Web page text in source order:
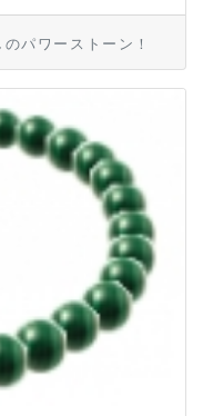
パワーストーン！